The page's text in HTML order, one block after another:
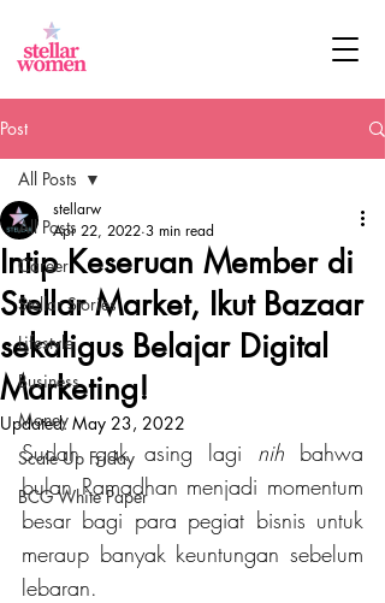
Post
All Posts
Career
Stellar Stories
Lifestyle
Business
Money
Scale Up Friday
BCG White Paper
All Posts
Intip Keseruan Member di
Stellar Market, Ikut Bazaar
sekaligus Belajar Digital
Marketing!
stellarw
Apr 22, 2022 3 min read
Updated:May 23, 2022
Sudah gak asing lagi nih bahwa
bulan Ramadhan menjadi momentum
besar bagi para pegiat bisnis untuk
meraup banyak keuntungan sebelum
lebaran.